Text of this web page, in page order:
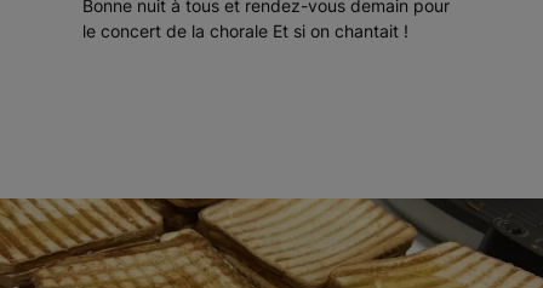
Bonne nuit à tous et rendez-vous demain pour
le concert de la chorale Et si on chantait !